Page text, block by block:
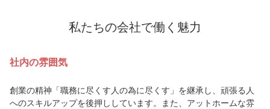
私たちの会社で働く魅力
社内の雰囲気
創業の精神「職務に尽くす人の為に尽くす」を継承し、頑張る人
へのスキルアップを後押ししています。また、アットホームな雰